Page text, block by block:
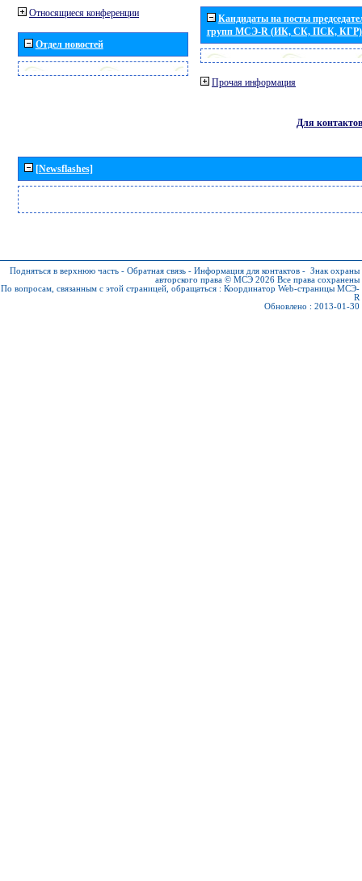
Относящиеся конференции
Отдел новостей
Кандидаты на посты
групп МСЭ-R (ИК, СК, ПСК, КГР)
Прочая информация
Для контактов
[Newsflashes]
Подняться в верхнюю часть - Обратная связь - Информация для контактов - Знак охраны
авторского права © МСЭ 2026 Все права сохранены
По вопросам, связанным с этой страницей, обращаться : Координатор Web-страницы МСЭ-
R
Обновлено : 2013-01-30